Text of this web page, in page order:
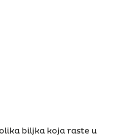
biljka koja raste u